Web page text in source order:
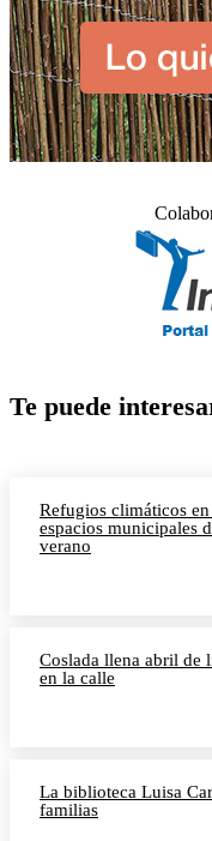
Te puede
Refugios climáticos en
espacios municipales
verano
Coslada llena abril de
en la calle
La biblioteca Luisa
familias